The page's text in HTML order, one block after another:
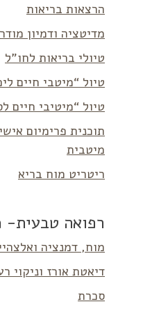
הרצאות בריאות
מדיטציה ודמיון
טיולי בריאות לחו”ל
טיול “מיטבי חיים
טיול “מיטיבי חיים
תוכנית פרימיום
מיטבית
ריטריט מוח בריא
רפואה טבעית-
מוח, דמנציה
דיאטת אורז וניקוי
סכרת